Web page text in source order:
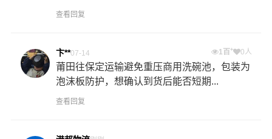
查看回复
卞**07-14 1百+ 0人
莆田往保定运输避免重压商用洗碗池，包装为
泡沫板防护，想确认到货后能否短期...
查看回复